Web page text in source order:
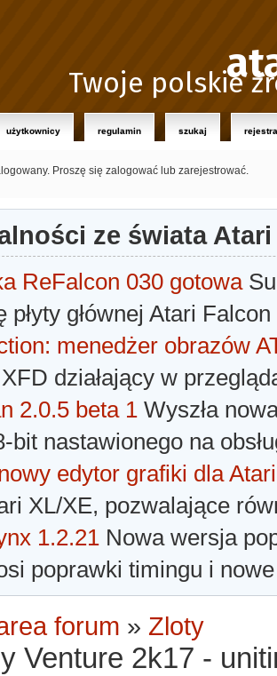
Twoje polskie
użytkownicy regulamin szukaj
Proszę się zalogować lub zarejestrować.
ze świata Atari
ReFalcon 030 gotowa
płyty głównej Atari
menedżer obrazów
działający w
2.0.5 beta 1 Wyszła
bit nastawionego na
edytor grafiki dla Atari
XL/XE, pozwalające
1.2.21 Nowa wersja
poprawki timingu i
forum » Zloty
Venture 2k17 -